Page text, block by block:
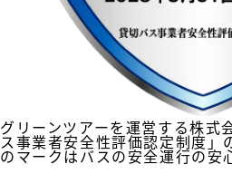
グリーンツアーを運営する株式
ス事業者安全性評価認定制度」
のマークはバスの安全運行の安